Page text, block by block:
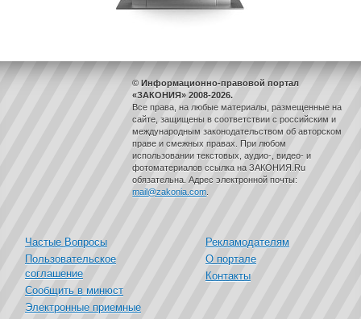
© Информационно-правовой портал
«ЗАКОНИЯ» 2008-2026.
Все права, на любые материалы, размещенные на
сайте, защищены в соответствии с российским и
международным законодательством об авторском
праве и смежных правах. При любом
использовании текстовых, аудио-, видео- и
фотоматериалов ссылка на ЗАКОНИЯ.Ru
обязательна. Адрес электронной почты:
mail@zakonia.com
Частые Вопросы
Пользовательское
соглашение
Сообщить в минюст
Электронные приемные
Рекламодателям
О портале
Контакты